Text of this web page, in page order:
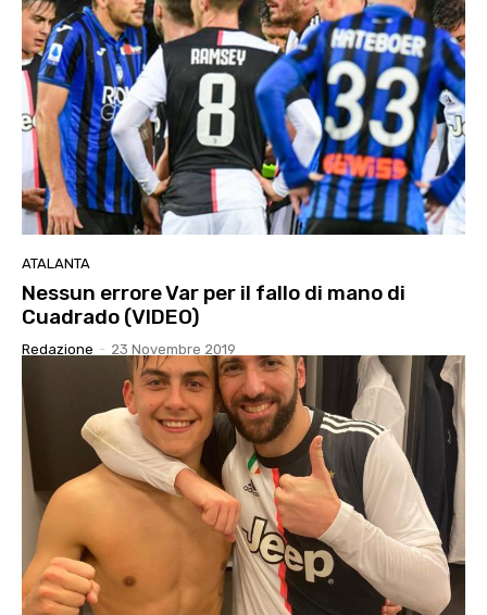
ATALANTA
Nessun errore Var per il fallo di mano di
Cuadrado (VIDEO)
Redazione - 23 Novembre 2019